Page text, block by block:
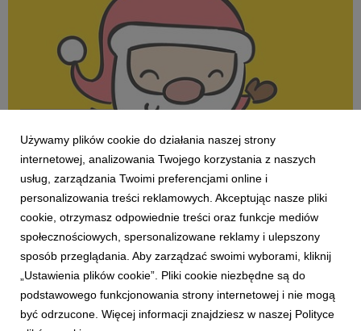
Świąteczna promocja w salonikach Kolportera
Kinga Katarzyna Szymkiewicz 28 listopada 2023
Przez ponad miesiąc wybrane zabawki w ofercie
saloników Kolportera będą w promocyjnych cenach.
Akcja rabatowa rozpoczęła się 20 listopada i potrwa do
31 grudnia 2023 roku.
1 2 3 4 5 6 7
Używamy plików cookie do działania naszej strony
internetowej, analizowania Twojego korzystania z naszych
usług, zarządzania Twoimi preferencjami online i
personalizowania treści reklamowych. Akceptując nasze pliki
cookie, otrzymasz odpowiednie treści oraz funkcje mediów
społecznościowych, spersonalizowane reklamy i ulepszony
sposób przeglądania. Aby zarządzać swoimi wyborami, kliknij
„Ustawienia plików cookie”. Pliki cookie niezbędne są do
podstawowego funkcjonowania strony internetowej i nie mogą
być odrzucone. Więcej informacji znajdziesz w naszej Polityce